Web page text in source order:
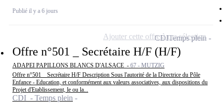
Publié il y a 6 jours
Offre n°501 _ Secrétaire H/F (H/F)
ADAPEI PAPILLONS BLANCS D'ALSACE - 67 - MUTZIG
Offre n°501 _ Secrétaire H/F Description Sous l'autorité de la Directrice du Pôle
Enfance - Education, et conformément aux valeurs associatives, aux dispositions du
Projet d'Etablissement, le ou la...
CDI - Temps plein
CDITemps plein
Ajouter cette offre à ma sélection